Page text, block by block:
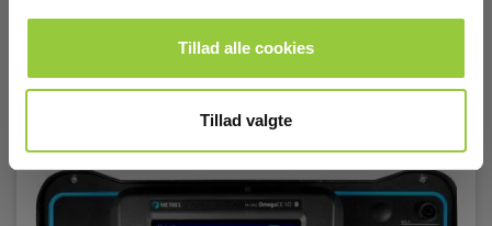
Tillad alle cookies
Tillad valgte